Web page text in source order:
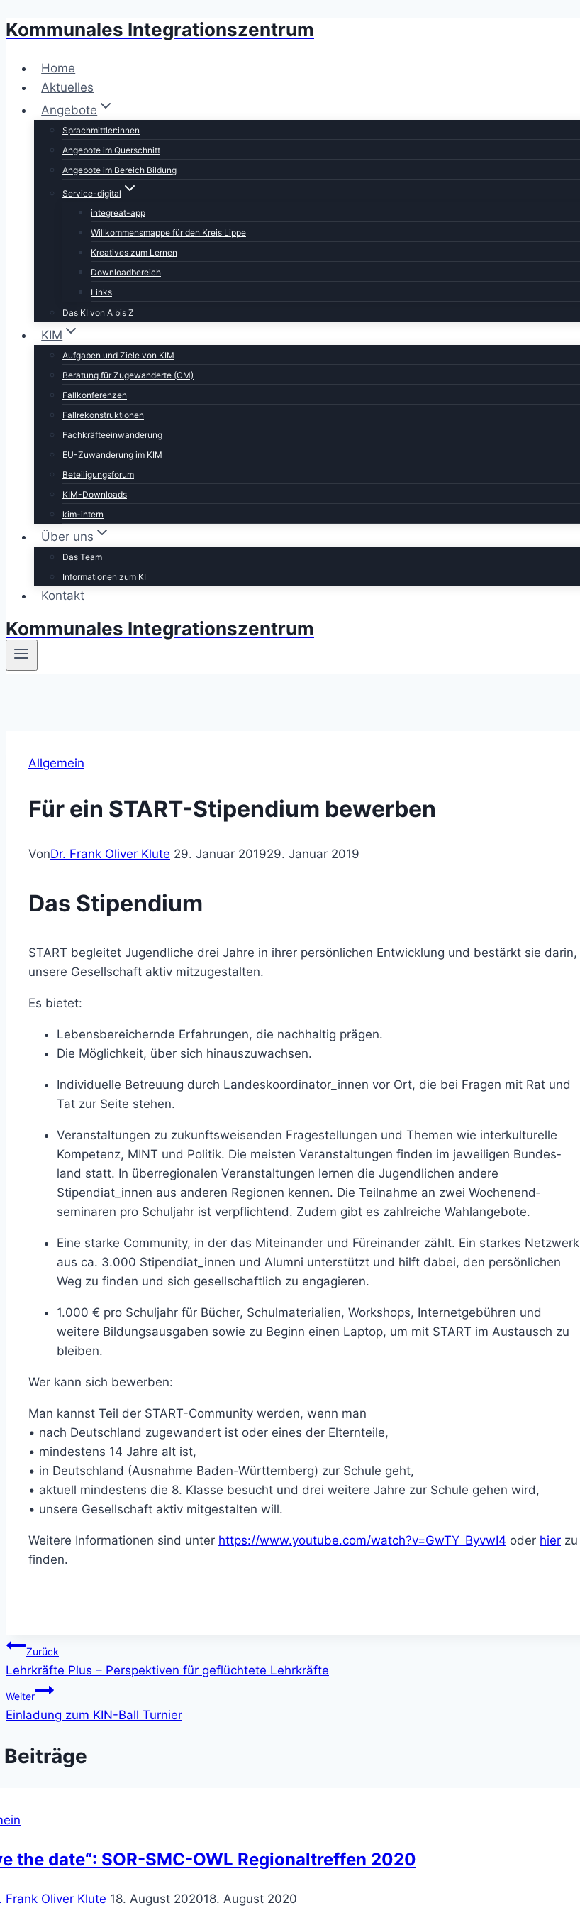
Zum
springen
Kommunales Integrationszentrum
Home
Aktuelles
Angebote
Sprachmittler:innen
Angebote im Querschnitt
Angebote im Bereich Bildung
Service-digital
integreat-app
Willkommensmappe für den Kreis Lippe
Kreatives zum Lernen
Downloadbereich
Links
Das KI von A bis Z
KIM
Aufgaben und Ziele von KIM
Beratung für Zugewanderte (CM)
Fallkonferenzen
Fallrekonstruktionen
Fachkräfteeinwanderung
EU-Zuwanderung im KIM
Beteiligungsforum
KIM-Downloads
kim-intern
Über uns
Das Team
Informationen zum KI
Kontakt
Kommunales Integrationszentrum
Allgemein
Für ein START-Stipendium bewerben
VonDr. Frank Oliver Klute 29. Januar 201929. Januar 2019
Das Stipendium
START begleitet Jugendliche drei Jahre in ihrer persönlichen Entwicklung und bestärkt sie darin,
unsere Gesellschaft aktiv mitzugestalten.
Es bietet:
Lebensbereichernde Erfahrungen, die nachhaltig prägen.
Die Möglichkeit, über sich hinauszuwachsen.
Individuelle Betreuung durch Landeskoordinator_innen vor Ort, die bei Fragen mit Rat und
Tat zur Seite stehen.
Veranstaltungen zu zukunfts­weisenden Frage­stellungen und Themen wie inter­kul­turelle
Kompe­tenz, MINT und Politik. Die meisten Veran­staltungen finden im jeweiligen Bundes­
land statt. In überregionalen Veran­staltungen lernen die Jugend­lichen andere
Stipendiat_innen aus anderen Regionen kennen. Die Teilnahme an zwei Wochen­end­
seminaren pro Schuljahr ist ver­pflichtend. Zudem gibt es zahl­reiche Wahlangebote.
Eine starke Community, in der das Miteinander und Füreinander zählt. Ein starkes Netzwerk
aus ca. 3.000 Stipendiat_innen und Alumni unterstützt und hilft dabei, den persönlichen
Weg zu finden und sich gesellschaftlich zu engagieren.
1.000 € pro Schuljahr für Bücher, Schulmaterialien, Workshops, Internet­gebühren und
weitere Bildungsausgaben sowie zu Beginn einen Laptop, um mit START im Austausch zu
bleiben.
Wer kann sich bewerben:
Man kannst Teil der START-Community werden, wenn man
• nach Deutschland zugewandert ist oder eines der Elternteile,
• mindestens 14 Jahre alt ist,
• in Deutschland (Ausnahme Baden-Württemberg) zur Schule geht,
• aktuell mindestens die 8. Klasse besucht und drei weitere Jahre zur Schule gehen wird,
• unsere Gesellschaft aktiv mitgestalten will.
Weitere Informationen sind unter https://www.youtube.com/watch?v=GwTY_ByvwI4 oder hier zu
finden.
Beitragsnavigation
Zurück
Lehrkräfte Plus – Perspektiven für geflüchtete Lehrkräfte
Weiter
Einladung zum KIN-Ball Turnier
the date“: SOR-SMC-OWL Regionaltreffen 2020
Frank Oliver Klute 18. August 202018. August 2020